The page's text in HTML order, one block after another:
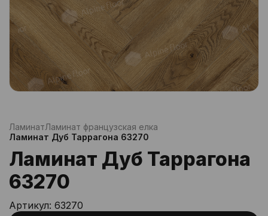
ЛаминатЛаминат французская елка
Ламинат Дуб Таррагона 63270
Ламинат Дуб Таррагона
63270
Артикул: 63270